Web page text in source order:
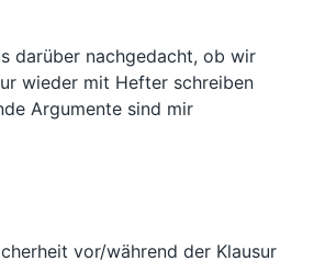
darüber nachgedacht, ob wir
wieder mit Hefter schreiben
Argumente sind mir
vor/während der Klausur